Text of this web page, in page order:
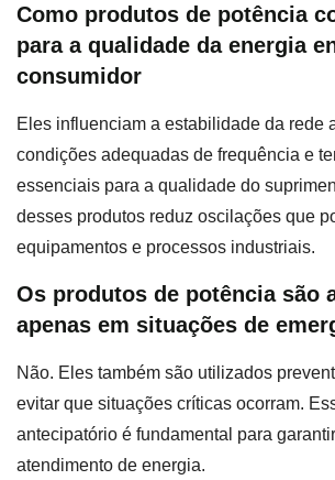
Como produtos de potência
para a qualidade da energia
consumidor
Eles influenciam a estabilidade da rede
condições adequadas de frequência e
essenciais para a qualidade do
desses produtos reduz oscilações que
equipamentos e processos industriais.
Os produtos de potência são
apenas em situações de
Não. Eles também são utilizados
evitar que situações críticas ocorram.
antecipatório é fundamental para
atendimento de energia.